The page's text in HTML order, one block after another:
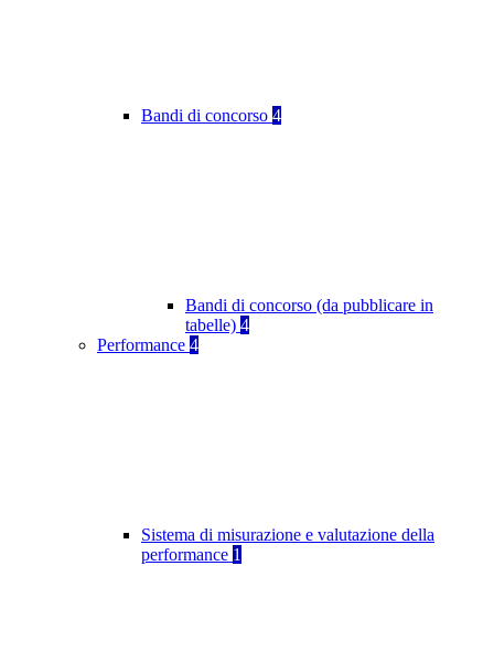
Bandi di concorso 4
Bandi di concorso (da pubblicare in
tabelle) 4
Performance 4
Sistema di misurazione e valutazione della
performance 1